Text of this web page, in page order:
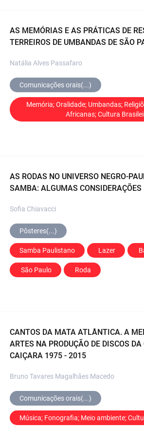
AS MEMÓRIAS E AS PRÁTICAS DE
TERREIROS DE UMBANDAS DE SÃO
Natália Alves Passafaro
Comunicações orais(...)
Memória; Oralidade; Umbandas;
Africanas; Cultura
AS RODAS NO UNIVERSO NEGRO-
SAMBA: ALGUMAS CONSIDERAÇÕES
Sofia Chiavacci
Pôsteres(...)
Samba Paulistano Lazer
São Paulo Roda
CANTOS DA MATA ATLÂNTICA. A
ARTES NA PRODUÇÃO DE DISCOS DA
CAIÇARA 1975 - 2015
Bruno Tavares Magalhães Macedo
Comunicações orais(...)
Música; Fonografia; Meio ambiente;